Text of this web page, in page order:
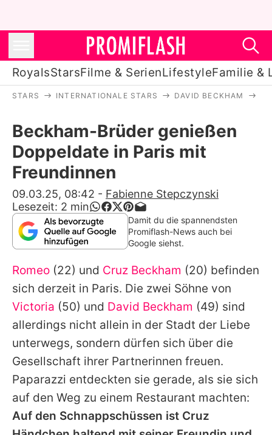
RoyalsStarsFilme & SerienLifestyleFamilie &
Stars
Filme & Serien
Lifestyle
Familie & Liebe
Promiflash Exklusiv
Alle Themen auf Promiflash
Jobs
App runterladen
Team
Redaktionelle Richtlinien
Impressum
STARS INTERNATIONALE STARS DAVID BECKHAM
Beckham-Brüder genießen
Doppeldate in Paris mit
Freundinnen
09.03.25, 08:42 - Fabienne Stepczynski
Lesezeit: 2 min
Damit du die spannendsten
Promiflash-News auch bei
Google siehst.
Romeo (22) und Cruz Beckham (20) befinden
sich derzeit in Paris. Die zwei Söhne von
Victoria (50) und David Beckham (49) sind
allerdings nicht allein in der Stadt der Liebe
unterwegs, sondern dürfen sich über die
Gesellschaft ihrer Partnerinnen freuen.
Paparazzi entdeckten sie gerade, als sie sich
auf den Weg zu einem Restaurant machten:
Auf den Schnappschüssen ist Cruz